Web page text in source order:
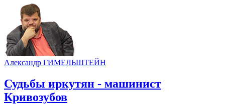
Александр ГИМЕЛЬШТЕЙН
Судьбы иркутян - машинист
Кривозубов